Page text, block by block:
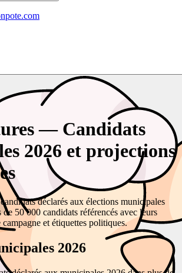
— Candidats
2026 et projections
déclarés aux élections municipales
50 000 candidats référencés avec leurs
campagne et étiquettes politiques.
2026